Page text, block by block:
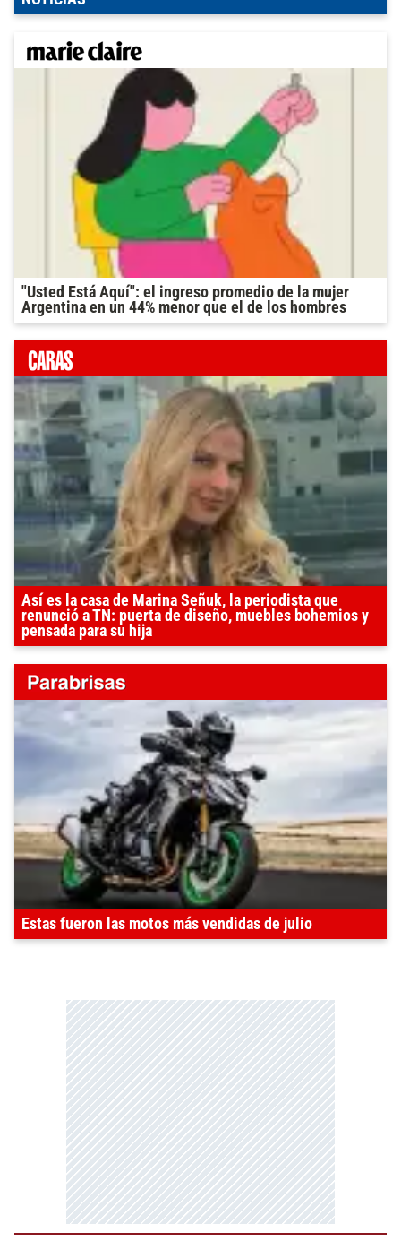
"Usted Está Aquí": el ingreso promedio de la mujer
Argentina en un 44% menor que el de los hombres
Así es la casa de Marina Señuk, la periodista que
renunció a TN: puerta de diseño, muebles bohemios y
pensada para su hija
Estas fueron las motos más vendidas de julio